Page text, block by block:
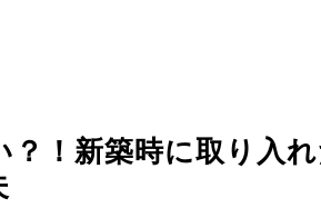
？！新築時に取り入